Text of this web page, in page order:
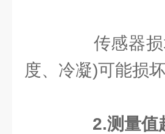
传感器损
度、冷凝)可能损坏
2.测量值